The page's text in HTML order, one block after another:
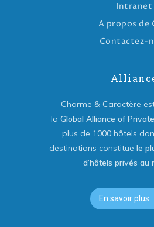
Intranet
A propos de
Contactez-
Charme & Caractère
la Global Alliance of
plus de 1000 hôtels
destinations constitue le
d’hôtels privés au
En savoir plus